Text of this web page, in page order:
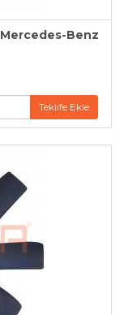
Mercedes-Benz
Teklife Ekle